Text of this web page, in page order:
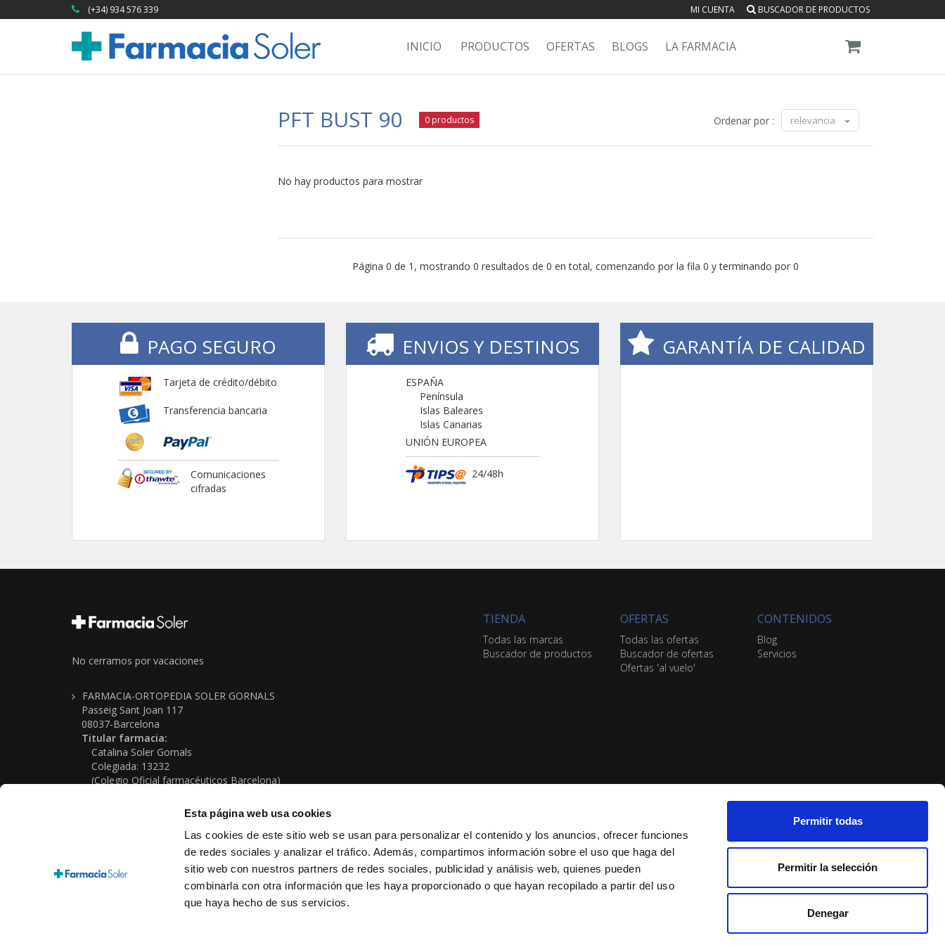
Esta página web usa cookies
Las cookies de este sitio web se usan para personalizar el contenido y los anuncios, ofrecer funciones
de redes sociales y analizar el tráfico. Además, compartimos información sobre el uso que haga del
sitio web con nuestros partners de redes sociales, publicidad y análisis web, quienes pueden
combinarla con otra información que les haya proporcionado o que hayan recopilado a partir del uso
que haya hecho de sus servicios.
Permitir todas
Permitir la selección
Denegar
(+34) 934 576 339 MI CUENTA BUSCADOR DE PRODUCTOS
INICIO PRODUCTOS OFERTAS BLOGS LA FARMACIA
PFT BUST 90 0 productos Ordenar por : relevancia
No hay productos para mostrar
Página 0 de 1, mostrando 0 resultados de 0 en total, comenzando por la fila 0 y terminando por 0
PAGO SEGURO
Tarjeta de crédito/débito
Transferencia bancaria
Comunicaciones
cifradas
ENVIOS Y DESTINOS
ESPAÑA
Península
Islas Baleares
Islas Canarias
UNIÓN EUROPEA
24/48h
GARANTÍA DE CALIDAD
No cerramos por vacaciones
FARMACIA-ORTOPEDIA SOLER GORNALS
Passeig Sant Joan 117
08037-Barcelona
Titular farmacia:
Catalina Soler Gornals
Colegiada: 13232
(Colegio Oficial farmacéuticos Barcelona)
Email: farmacia@farmaciasoler.com
TIENDA
Todas las marcas
Buscador de productos
OFERTAS
Todas las ofertas
Buscador de ofertas
Ofertas 'al vuelo'
CONTENIDOS
Blog
Servicios